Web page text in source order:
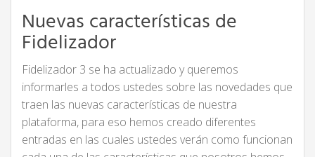
Nuevas características de
Fidelizador
Fidelizador 3 se ha actualizado y queremos
informarles a todos ustedes sobre las novedades que
traen las nuevas características de nuestra
plataforma, para eso hemos creado diferentes
entradas en las cuales ustedes verán como funcionan